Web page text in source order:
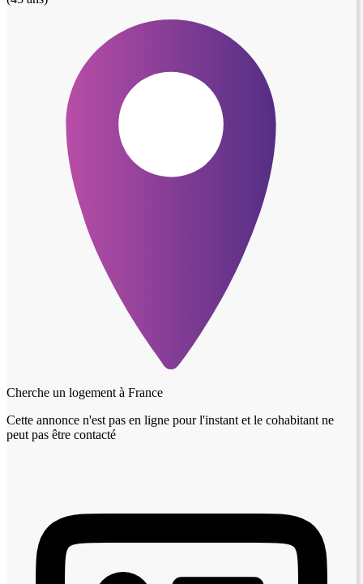
Cherche un logement à France
Cette annonce n'est pas en ligne pour l'instant et le cohabitant ne
peut pas être contacté